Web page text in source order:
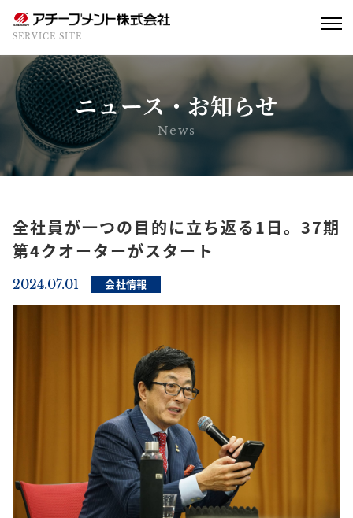
SERVICE SITE
ニュース・お知らせ
News
全社員が一つの目的に立ち返る1日。37期
第4クオーターがスタート
2024.07.01 会社情報